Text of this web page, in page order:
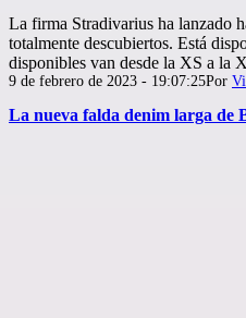
La firma Stradivarius ha lanzado
totalmente descubiertos. Está
disponibles van desde la XS a
Publicada
9 de febrero de 2023 - 19:07:25Por
La nueva falda denim larga de